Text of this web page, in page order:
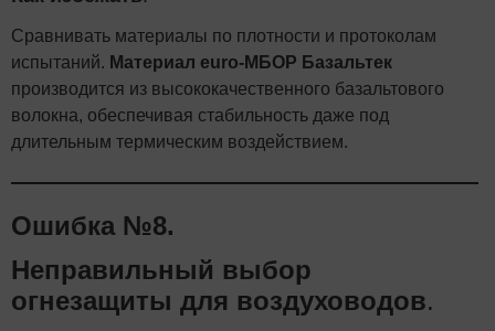
Сравнивать материалы по плотности и протоколам
испытаний. Материал euro-МБОР Базальтек
производится из высококачественного базальтового
волокна, обеспечивая стабильность даже под
длительным термическим воздействием.
Ошибка №8.
Неправильный выбор
огнезащиты для воздуховодов.